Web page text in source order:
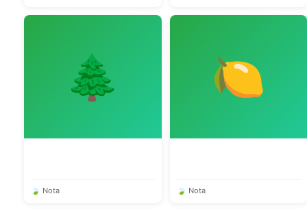
🌲
🍃 Nota
🍋
🍃 Nota